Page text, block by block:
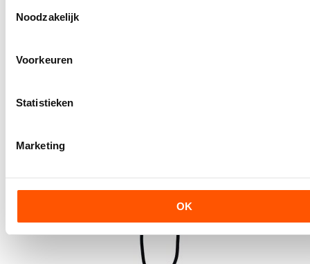
Noodzakelijk
Voorkeuren
Statistieken
Marketing
OK
Prijs vanaf